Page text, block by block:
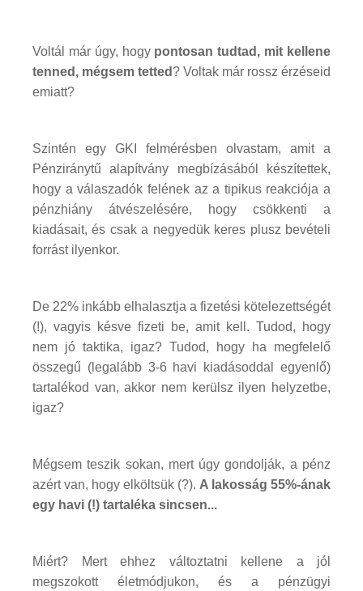
Voltál már úgy, hogy pontosan tudtad, mit kellene
tenned, mégsem tetted ? Voltak már rossz érzéseid
emiatt?
Szintén egy GKI felmérésben olvastam, amit a
Pénziránytű alapítvány megbízásából készítettek,
hogy a válaszadók felének az a tipikus reakciója a
pénzhiány átvészelésére, hogy csökkenti a
kiadásait, és csak a negyedük keres plusz bevételi
forrást ilyenkor.
De 22% inkább elhalasztja a fizetési kötelezettségét
(!), vagyis késve fizeti be, amit kell. Tudod, hogy
nem jó taktika, igaz? Tudod, hogy ha megfelelő
összegű (legalább 3-6 havi kiadásoddal egyenlő)
tartalékod van, akkor nem kerülsz ilyen helyzetbe,
igaz?
Mégsem teszik sokan, mert úgy gondolják, a pénz
azért van, hogy elköltsük (?). A lakosság 55%-ának
egy havi (!) tartaléka sincsen...
Miért? Mert ehhez változtatni kellene a jól
megszokott életmódjukon, és a pénzügyi